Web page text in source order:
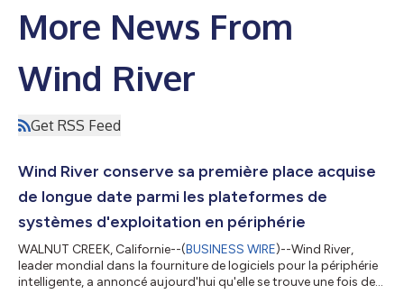
More News From
Wind River
Get RSS Feed
Wind River conserve sa première place acquise
de longue date parmi les plateformes de
systèmes d'exploitation en périphérie
WALNUT CREEK, Californie--(BUSINESS WIRE)--Wind River,
leader mondial dans la fourniture de logiciels pour la périphérie
intelligente, a annoncé aujourd'hui qu'elle se trouve une fois de